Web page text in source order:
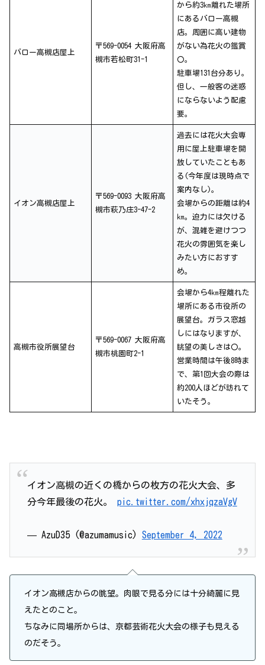
バロー高槻店屋上
〒569-0054 大阪府高
槻市若松町31-1
から約3㎞離れた場所
にあるバロー高槻
店。周囲に高い建物
がない為花火の鑑賞
〇。
駐車場131台分あり。
但し、一般客の迷惑
にならないよう配慮
要。
イオン高槻店屋上
〒569-0093 大阪府高
槻市萩乃庄3-47-2
過去には花火大会専
用に屋上駐車場を開
放していたこともあ
る(今年度は現時点で
案内なし)。
会場からの距離は約4
㎞。迫力には欠ける
が、混雑を避けつつ
花火の雰囲気を楽し
みたい方におすす
め。
高槻市役所展望台
〒569-0067 大阪府高
槻市桃園町2-1
会場から4㎞程離れた
場所にある市役所の
展望台。ガラス窓越
しにはなりますが、
眺望の美しさは〇。
営業時間は午後8時ま
で、第1回大会の際は
約200人ほどが訪れて
いたそう。
イオン高槻の近くの橋からの枚方の花火大会、多
分今年最後の花火。 pic.twitter.com/xhxjqzaVgV
— AzuD35 (@azumamusic) September 4, 2022
イオン高槻店からの眺望。肉眼で見る分には十分綺麗に見
えたとのこと。
ちなみに同場所からは、京都芸術花火大会の様子も見える
のだそう。